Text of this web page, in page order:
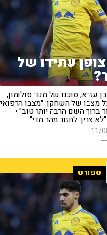
עתידו של
עזרא, סוכנו של מנור סולומון,
מצבו של השחקן: "מצבו הרפואי
ברוך השם הרבה יותר טוב" •
צריך לחזור מהר מדי"
11/
ספורט